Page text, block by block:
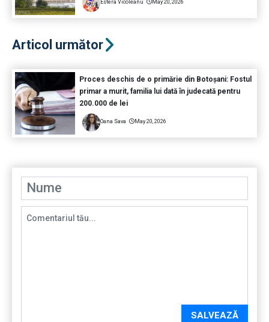
Estera Vicoleanu May 20, 2026
Articol următor
Proces deschis de o primărie din Botoșani: Fostul
primar a murit, familia lui dată în judecată pentru
200.000 de lei
Oana Sava May 20, 2026
SALVEAZĂ